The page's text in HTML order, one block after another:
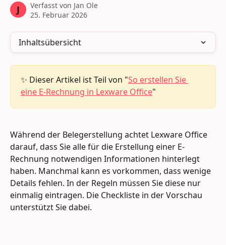
J Verfasst von Jan Ole
25. Februar 2026
Inhaltsübersicht
✨ Dieser Artikel ist Teil von "So erstellen Sie
eine E-Rechnung in Lexware Office"
Während der Belegerstellung achtet Lexware Office
darauf, dass Sie alle für die Erstellung einer E-
Rechnung notwendigen Informationen hinterlegt
haben. Manchmal kann es vorkommen, dass wenige
Details fehlen. In der Regeln müssen Sie diese nur
einmalig eintragen. Die Checkliste in der Vorschau
unterstützt Sie dabei.